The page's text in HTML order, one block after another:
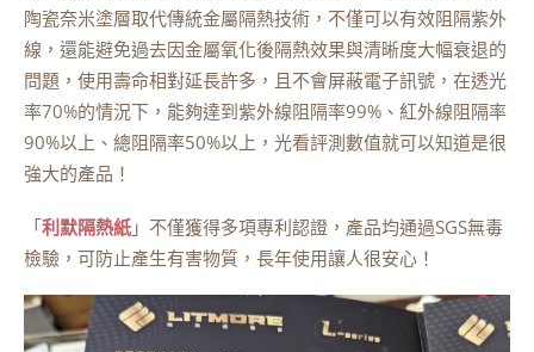
陶瓷奈米塗層取代傳統金屬隔熱技術，不僅可以有效阻隔紫外
線，還能避免過去因金屬氧化後隔熱效果與清晰度大幅衰退的
問題，使用壽命相對延長許多，且不會屏蔽電子訊號，在透光
率70%的情況下，能夠達到紫外線阻隔率99%、紅外線阻隔率
90%以上、總阻隔率50%以上，光看評測數值就可以知道是很
強大的產品！
「利默隔熱紙 」不僅獲得多項專利認證，產品均通過SGS無毒
檢驗，可防止產生有害物質，長年使用讓人很安心！